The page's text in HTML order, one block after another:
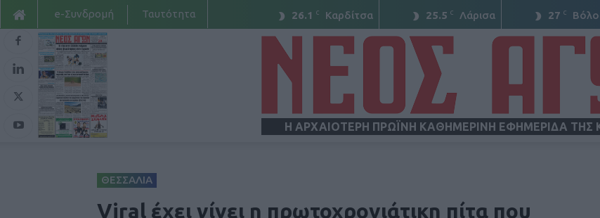
26.1 C Καρδίτσα 25.5 C Λάρισα 27 C
e-Συνδρομή Ταυτότητα
Η ΑΡΧΑΙΟΤΕΡΗ ΠΡΩΪΝΗ ΚΑΘΗΜΕΡΙΝΗ ΕΦΗΜΕΡΙΔΑ ΤΗΣ
ΘΕΣΣΑΛΙΑ
Viral έχει γίνει η πρωτοχρονιάτικη πίτα που